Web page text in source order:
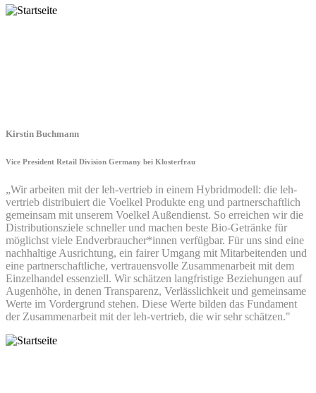
Kirstin Buchmann
Vice President Retail Division Germany bei Klosterfrau
„Wir arbeiten mit der leh-vertrieb in einem Hybridmodell: die leh-
vertrieb distribuiert die Voelkel Produkte eng und partnerschaftlich
gemeinsam mit unserem Voelkel Außendienst. So erreichen wir die
Distributionsziele schneller und machen beste Bio-Getränke für
möglichst viele Endverbraucher*innen verfügbar. Für uns sind eine
nachhaltige Ausrichtung, ein fairer Umgang mit Mitarbeitenden und
eine partnerschaftliche, vertrauensvolle Zusammenarbeit mit dem
Einzelhandel essenziell. Wir schätzen langfristige Beziehungen auf
Augenhöhe, in denen Transparenz, Verlässlichkeit und gemeinsame
Werte im Vordergrund stehen. Diese Werte bilden das Fundament
der Zusammenarbeit mit der leh-vertrieb, die wir sehr schätzen."